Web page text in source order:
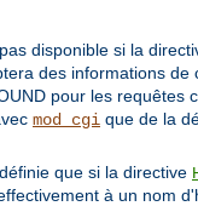
disponible si la
des informations de
pour les requêtes
mod_cgi que de la
que si la directive
à un nom